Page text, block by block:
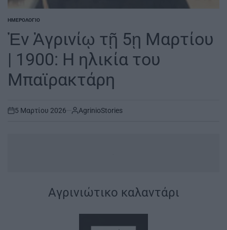
POSTED
ΗΜΕΡΟΛΌΓΙΟ
Ἐν Ἀγρινίῳ τῇ 5ῃ Μαρτίου
| 1900: Η ηλικία του
Μπαϊρακτάρη
on
5 Μαρτίου 2026 AgrinioStories
Aγρινιώτικο καλαντάρι